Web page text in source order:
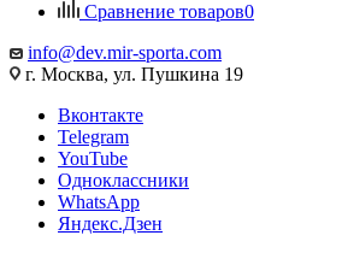
Сравнение товаров0
info@dev.mir-sporta.com
г. Москва, ул. Пушкина 19
Вконтакте
Telegram
YouTube
Одноклассники
WhatsApp
Яндекс.Дзен